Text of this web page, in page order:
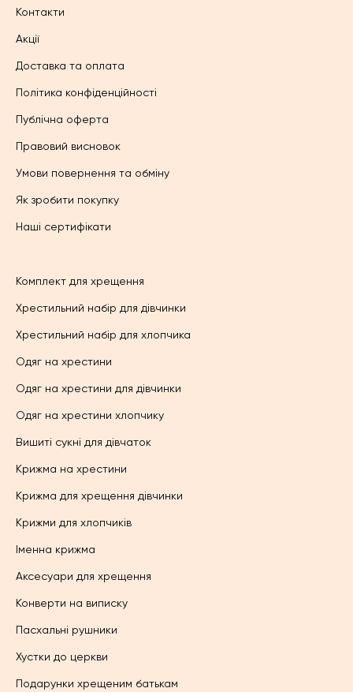
Контакти
Акції
Доставка та оплата
Політика конфіденційності
Публічна оферта
Правовий висновок
Умови повернення та обміну
Як зробити покупку
Наші сертифікати
Комплект для хрещення
Хрестильний набір для дівчинки
Хрестильний набір для хлопчика
Одяг на хрестини
Одяг на хрестини для дівчинки
Одяг на хрестини хлопчику
Вишиті сукні для дівчаток
Крижма на хрестини
Крижма для хрещення дівчинки
Крижми для хлопчиків
Іменна крижма
Аксесуари для хрещення
Конверти на виписку
Пасхальні рушники
Хустки до церкви
Подарунки хрещеним батькам